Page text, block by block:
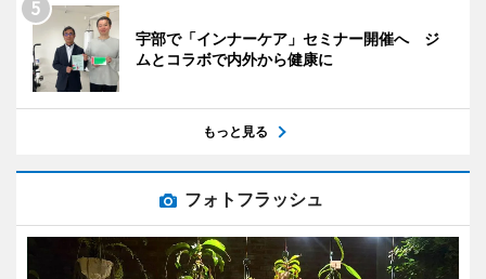
宇部で「インナーケア」セミナー開催へ ジ
ムとコラボで内外から健康に
もっと見る
フォトフラッシュ